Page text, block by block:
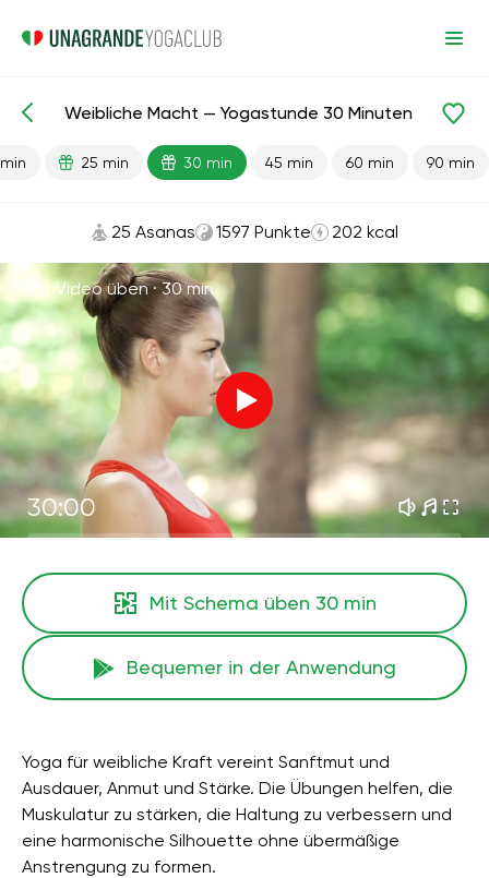
Fertige Lektionen Sex
Weibliche Macht — Yogastunde 30 Minuten
25 min 30 min 45 min 60 min 90 min
25 Asanas 1597 Punkte 202 kcal
Mit Video üben ·30 min
30:00
Mit Schema üben 30 min
Bequemer in der Anwendung
Yoga für weibliche Kraft vereint Sanftmut und
Ausdauer, Anmut und Stärke. Die Übungen helfen, die
Muskulatur zu stärken, die Haltung zu verbessern und
eine harmonische Silhouette ohne übermäßige
Anstrengung zu formen.